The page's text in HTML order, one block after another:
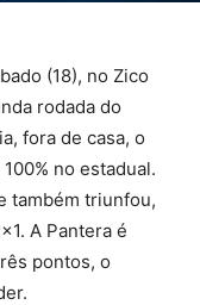
(18), no Zico
rodada do
fora de casa, o
no estadual.
também triunfou,
A Pantera é
pontos, o